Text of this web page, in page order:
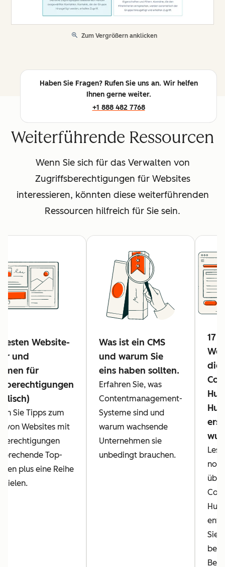
Zum Vergrößern anklicken
Haben Sie Fragen? Rufen Sie uns an. Wir helfen
Ihnen gerne weiter.
+1 888 482 7768
Weiterführende Ressourcen
Wenn Sie sich für das Verwalten von
Zugriffsberechtigungen für Websites
interessieren, könnten diese weiterführenden
Ressourcen hilfreich für Sie sein.
Website-
und
für
Sie Tipps zum
von Websites mit
Top-
plus eine Reihe
Was ist ein CMS
und warum Sie
eins haben sollten.
Erfahren Sie, was
Contentmanagement-
Systeme sind und
warum wachsende
Unternehmen sie
unbedingt brauchen.
17
die
über
Hub
Sie